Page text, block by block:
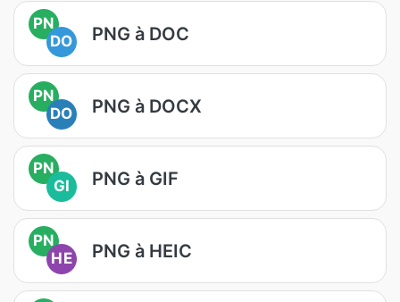
PN
DO
PNG à DOC
PN
DO
PNG à DOCX
PN
GI
PNG à GIF
PN
HE
PNG à HEIC